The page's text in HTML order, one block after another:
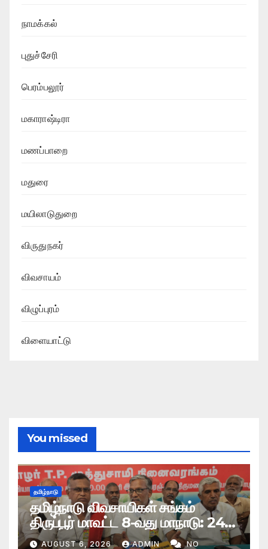
நாமக்கல்
புதுச்சேரி
பெரம்பலூர்
மகாராஷ்டிரா
மணப்பாறை
மதுரை
மயிலாடுதுறை
விருதுநகர்
விவசாயம்
விழுப்புரம்
விளையாட்டு
You missed
தமிழ்நாடு
தமிழ்நாடு விவசாயிகள் சங்கம்
திருப்பூர் மாவட்ட 8-வது மாநாடு: 24
தீர்மானங்கள் நிறைவேற்றம்
AUGUST 6, 2026 ADMIN NO